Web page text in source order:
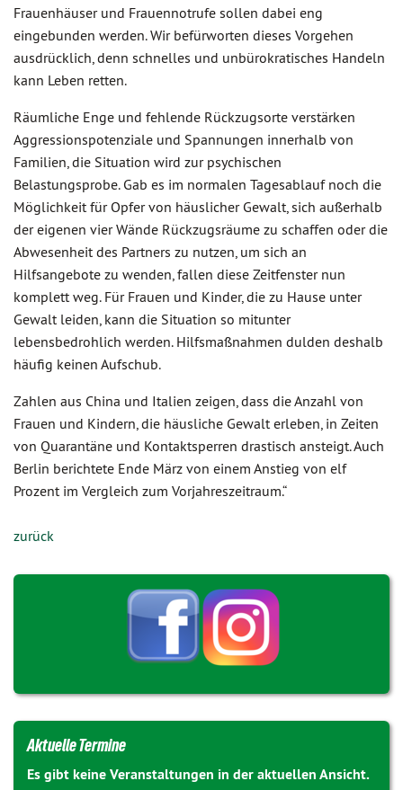
Frauenhäuser und Frauennotrufe sollen dabei eng
eingebunden werden. Wir befürworten dieses Vorgehen
ausdrücklich, denn schnelles und unbürokratisches Handeln
kann Leben retten.
Räumliche Enge und fehlende Rückzugsorte verstärken
Aggressionspotenziale und Spannungen innerhalb von
Familien, die Situation wird zur psychischen
Belastungsprobe. Gab es im normalen Tagesablauf noch die
Möglichkeit für Opfer von häuslicher Gewalt, sich außerhalb
der eigenen vier Wände Rückzugsräume zu schaffen oder die
Abwesenheit des Partners zu nutzen, um sich an
Hilfsangebote zu wenden, fallen diese Zeitfenster nun
komplett weg. Für Frauen und Kinder, die zu Hause unter
Gewalt leiden, kann die Situation so mitunter
lebensbedrohlich werden. Hilfsmaßnahmen dulden deshalb
häufig keinen Aufschub.
Zahlen aus China und Italien zeigen, dass die Anzahl von
Frauen und Kindern, die häusliche Gewalt erleben, in Zeiten
von Quarantäne und Kontaktsperren drastisch ansteigt. Auch
Berlin berichtete Ende März von einem Anstieg von elf
Prozent im Vergleich zum Vorjahreszeitraum.“
zurück
Aktuelle Termine
Es gibt keine Veranstaltungen in der aktuellen Ansicht.